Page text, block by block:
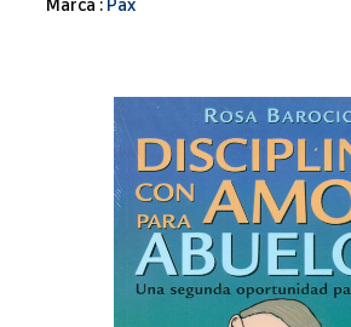
Ceuta y Melilla
Marca : Pax